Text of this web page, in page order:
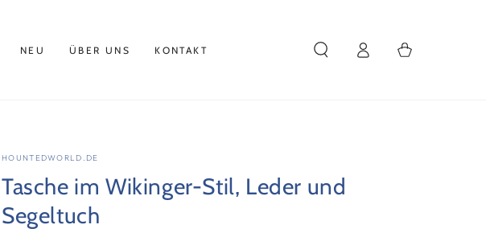
NEU ÜBER UNS KONTAKT EinloggenWarenkorb
HOUNTEDWORLD.DE
Tasche im Wikinger-Stil, Leder und
Segeltuch